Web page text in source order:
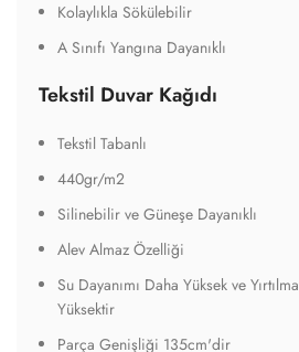
Kolaylıkla Sökülebilir
A Sınıfı Yangına Dayanıklı
Tekstil Duvar Kağıdı
Tekstil Tabanlı
440gr/m2
Silinebilir ve Güneşe Dayanıklı
Alev Almaz Özelliği
Su Dayanımı Daha Yüksek ve
Yüksektir
Parça Genişliği 135cm'dir